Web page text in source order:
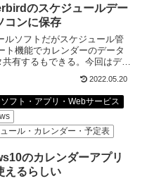
のスケジュールデー
コンに保存
ルソフトだがスケジュール管
ト機能でカレンダーのデータ
有するもできる。今回はデー
2022.05.20
フト・アプリ・Webサービス
ール・カレンダー・予定表
のカレンダーアプリ
えるらしい